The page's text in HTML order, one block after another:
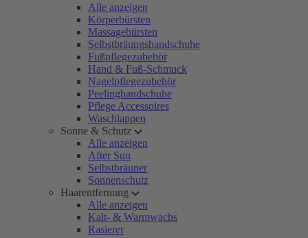
Alle anzeigen
Körperbürsten
Massagebürsten
Selbstbräungshandschuhe
Fußpflegezubehör
Hand & Fuß-Schmuck
Nagelpflegezubehör
Peelinghandschuhe
Pflege Accessoires
Waschlappen
Sonne & Schutz
Alle anzeigen
After Sun
Selbstbräuner
Sonnenschutz
Haarentfernung
Alle anzeigen
Kalt- & Warmwachs
Rasierer